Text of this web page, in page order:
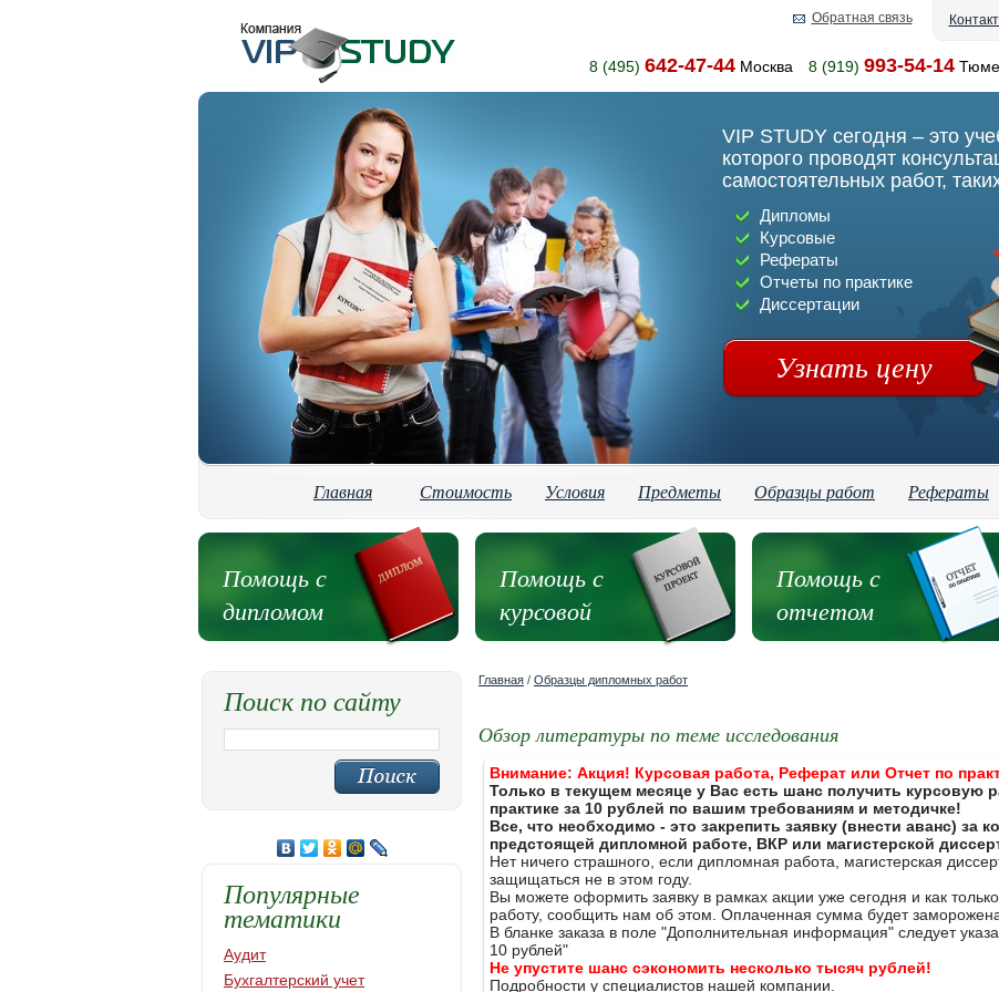
Обратная связь
8 (495) 642-47-44Москва 8 (919) 993-54-14
VIP STUDY сегодня – это
которого проводят
самостоятельных работ,
Дипломы
Курсовые
Рефераты
Отчеты по практике
Диссертации
Узнать цену
Главная Стоимость Условия Предметы Образцы работ Рефераты
Помощь с
дипломом
Помощь с
курсовой
Помощь с
отчетом
Главная / Образцы дипломных работ
Обзор литературы по теме исследования
Внимание: Акция! Курсовая работа, Реферат или Отчет по
Только в текущем месяце у Вас есть шанс получить курсовую
практике за 10 рублей по вашим требованиям и методичке!
Все, что необходимо - это закрепить заявку (внести аванс) за
предстоящей дипломной работе, ВКР или магистерской
Нет ничего страшного, если дипломная работа, магистерская
защищаться не в этом году.
Вы можете оформить заявку в рамках акции уже сегодня и как
работу, сообщить нам об этом. Оплаченная сумма будет
В бланке заказа в поле "Дополнительная информация" следует
10 рублей"
Не упустите шанс сэкономить несколько тысяч рублей!
Подробности у специалистов нашей компании.
Поиск по сайту
Популярные
тематики
Аудит
Бухгалтерский учет